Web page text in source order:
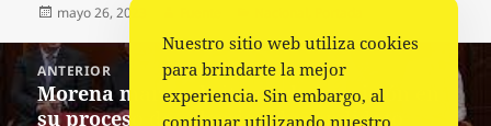
Publicado
mayo 26, 2023
Navegación
entradas
ANTERIOR
Entrada
anterior:
Morena marca el ritmo a la oposición en
su proceso de selección de candidato
Nuestro sitio web utiliza cookies
para brindarte la mejor
experiencia. Sin embargo, al
continuar utilizando nuestro